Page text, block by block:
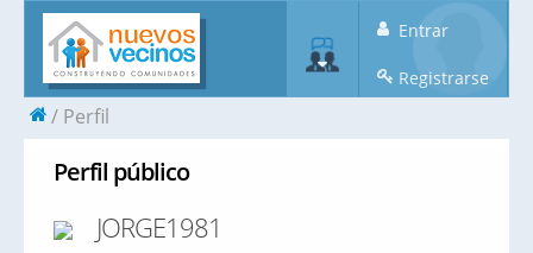
Entrar
Registrarse
Perfil
Perfil público
JORGE1981